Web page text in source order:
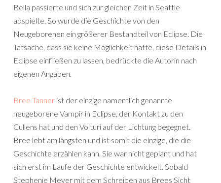
Bella passierte und sich zur gleichen Zeit in Seattle
abspielte. So wurde die Geschichte von den
Neugeborenen ein größerer Bestandteil von Eclipse. Die
Tatsache, dass sie keine Möglichkeit hatte, diese Details in
Eclipse einfließen zu lassen, bedrückte die Autorin nach
eigenen Angaben.
Bree Tanner ist der einzige namentlich genannte
neugeborene Vampir in Eclipse, der Kontakt zu den
Cullens hat und den Volturi auf der Lichtung begegnet.
Bree lebt am längsten und ist somit die einzige, die die
Geschichte erzählen kann. Sie war nicht geplant und hat
sich erst im Laufe der Geschichte entwickelt. Sobald
Stephenie Meyer mit dem Schreiben aus Brees Sicht